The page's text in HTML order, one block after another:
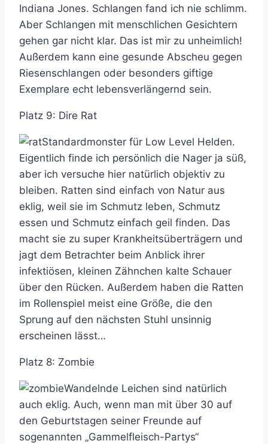
Indiana Jones. Schlangen fand ich nie schlimm.
Aber Schlangen mit menschlichen Gesichtern
gehen gar nicht klar. Das ist mir zu unheimlich!
Außerdem kann eine gesunde Abscheu gegen
Riesenschlangen oder besonders giftige
Exemplare echt lebensverlängernd sein.
Platz 9: Dire Rat
Standardmonster für Low Level Helden.
Eigentlich finde ich persönlich die Nager ja süß,
aber ich versuche hier natürlich objektiv zu
bleiben. Ratten sind einfach von Natur aus
eklig, weil sie im Schmutz leben, Schmutz
essen und Schmutz einfach geil finden. Das
macht sie zu super Krankheitsüberträgern und
jagt dem Betrachter beim Anblick ihrer
infektiösen, kleinen Zähnchen kalte Schauer
über den Rücken. Außerdem haben die Ratten
im Rollenspiel meist eine Größe, die den
Sprung auf den nächsten Stuhl unsinnig
erscheinen lässt…
Platz 8: Zombie
Wandelnde Leichen sind natürlich
auch eklig. Auch, wenn man mit über 30 auf
den Geburtstagen seiner Freunde auf
sogenannten „Gammelfleisch-Partys“